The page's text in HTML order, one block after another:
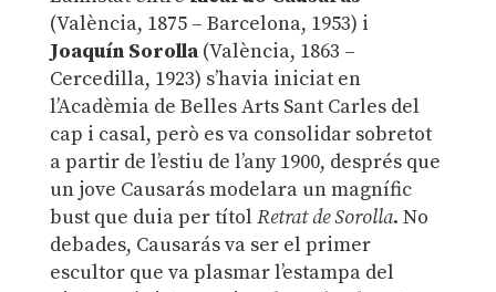
(València, 1875 – Barcelona, 1953) i
Joaquín Sorolla(València, 1863 –
Cercedilla, 1923) s’havia iniciat en
l’Acadèmia de Belles Arts Sant Carles del
cap i casal, però es va consolidar sobretot
a partir de l’estiu de l’any 1900, després que
un jove Causarás modelara un magnífic
bust que duia per títol Retrat de Sorolla. No
debades, Causarás va ser el primer
escultor que va plasmar l’estampa del